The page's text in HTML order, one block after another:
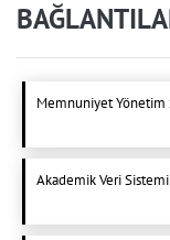
Memnuniyet Yönetim
Akademik Veri Sistemi